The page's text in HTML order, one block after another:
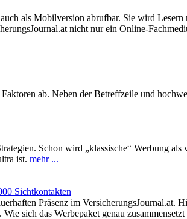
als Mobilversion abrufbar. Sie wird
nicht nur ein Online-
ab. Neben der Betreffzeile und
Schon wird „klassische“ Werbung
ist. mehr ...
Sichtkontakten
Präsenz im VersicherungsJournal.at.
sich das Werbepaket genau